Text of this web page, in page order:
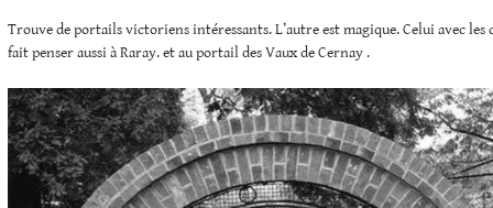
Trouve de portails victoriens intéressants. L’autre est magique. Celui avec les
fait penser aussi à Raray. et au portail des Vaux de Cernay .